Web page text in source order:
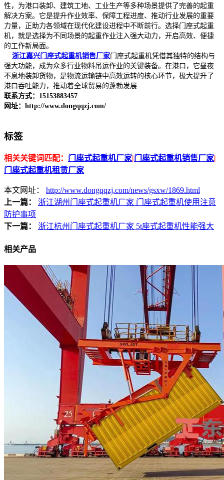
性，为港口装卸、建筑工地、工业生产等多种场景提供了完善的起重
解决方案。它是提升作业效率、保障工程进度、推动行业发展的重要
力量，正助力各领域在现代化建设进程中不断前行。选择门座式起重
机，就是选择为不同场景的起重作业注入强大动力，开启高效、便捷
的工作新局面。
浙江嘉兴门座式起重机销售厂家门座式起重机凭借其独特的结构与
强大功能，成为众多行业物料吊运作业的关键装备。在港口，它昼夜
不息地装卸货物，是物流运输链中高效运转的核心环节，极大提升了
港口吞吐能力，推动着全球贸易的蓬勃发展
联系方式：15153883457
网址：http://www.dongqqzj.com/
标签
相关关键词匹配： 门座式起重机厂家|门座式起重机销售厂家|
门座式起重机租赁厂家
本文网址： http://www.dongqqzj.com/news/gsxw/1869.html
上一篇：
浙江湖州门座式起重机厂家 门座式起重机使用注意
防护事项
下一篇：
浙江杭州门座式起重机厂家 5t座式起重机性能强大
相关产品